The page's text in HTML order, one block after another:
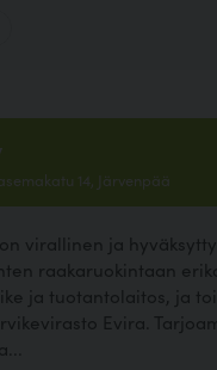
14, Järvenpää
virallinen ja hyväksytty
raakaruokintaan
ja tuotantolaitos, ja
Evira.